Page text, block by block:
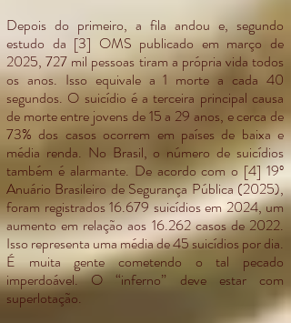
Depois do primeiro, a fila andou e, segundo
estudo da [3] OMS publicado em março de
2025, 727 mil pessoas tiram a própria vida todos
os anos. Isso equivale a 1 morte a cada 40
segundos. O suicídio é a terceira principal causa
de morte entre jovens de 15 a 29 anos, e cerca de
73% dos casos ocorrem em países de baixa e
média renda. No Brasil, o número de suicídios
também é alarmante. De acordo com o [4] 19º
Anuário Brasileiro de Segurança Pública (2025),
foram registrados 16.679 suicídios em 2024, um
aumento em relação aos 16.262 casos de 2022.
Isso representa uma média de 45 suicídios por dia.
É muita gente cometendo o tal pecado
imperdoável. O “inferno” deve estar com
superlotação.